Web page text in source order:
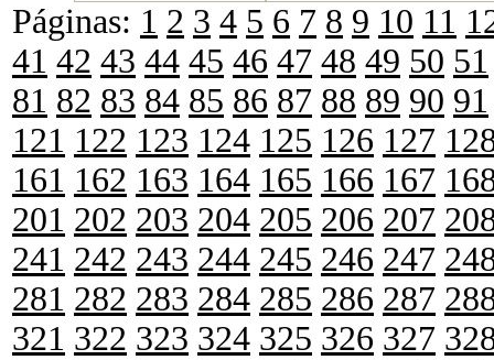
Páginas: 1 2 3 4 5 6 7 8 9 10 11
41 42 43 44 45 46 47 48 49 50 51
81 82 83 84 85 86 87 88 89 90 91
121 122 123 124 125 126 127
161 162 163 164 165 166 167
201 202 203 204 205 206 207
241 242 243 244 245 246 247
281 282 283 284 285 286 287
321 322 323 324 325 326 327